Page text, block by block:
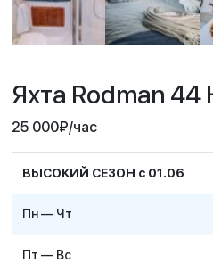
Яхта Rodman 44
25 000₽/час
ВЫСОКИЙ СЕЗОН с 01.06
Пн — Чт
Пт — Вс